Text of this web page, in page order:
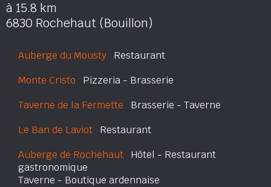
à 15.8 km
6830 Rochehaut (Bouillon)
Auberge du Mousty Restaurant
Monte Cristo Pizzeria - Brasserie
Taverne de la Fermette Brasserie - Taverne
Le Ban de Laviot Restaurant
Auberge de Rochehaut Hôtel - Restaurant
gastronomique
Taverne - Boutique ardennaise